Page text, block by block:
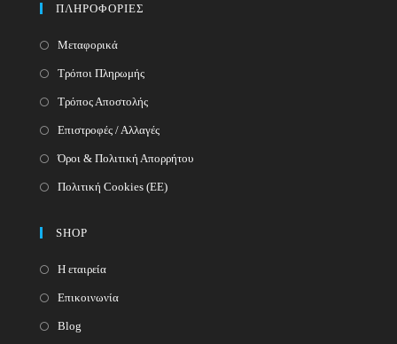
ΠΛΗΡΟΦΟΡΙΕΣ
Μεταφορικά
Τρόποι Πληρωμής
Τρόπος Αποστολής
Επιστροφές / Αλλαγές
Όροι & Πολιτική Απορρήτου
Πολιτική Cookies (ΕΕ)
SHOP
Η εταιρεία
Επικοινωνία
Blog